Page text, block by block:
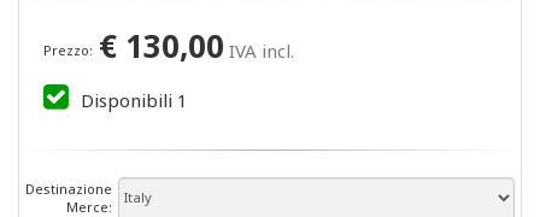
Prezzo: € 130,00 IVA incl.
Disponibili 1
Destinazione
Merce: